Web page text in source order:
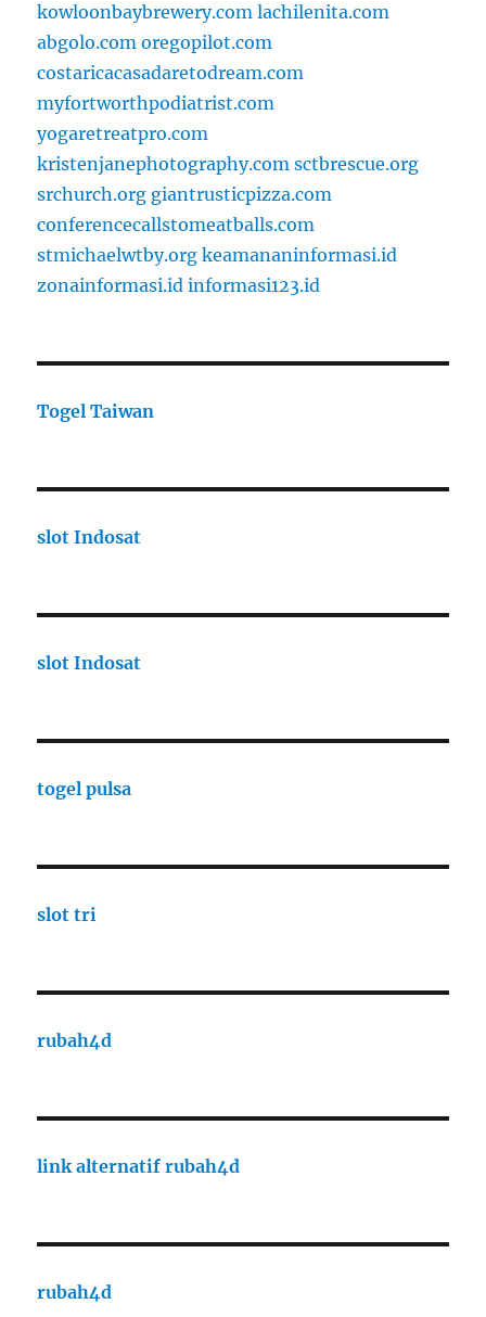
kowloonbaybrewery.com lachilenita.com
abgolo.com oregopilot.com
costaricacasadaretodream.com
myfortworthpodiatrist.com
yogaretreatpro.com
kristenjanephotography.com sctbrescue.org
srchurch.org giantrusticpizza.com
conferencecallstomeatballs.com
stmichaelwtby.org keamananinformasi.id
zonainformasi.id informasi123.id
Togel Taiwan
slot Indosat
slot Indosat
togel pulsa
slot tri
rubah4d
link alternatif rubah4d
rubah4d